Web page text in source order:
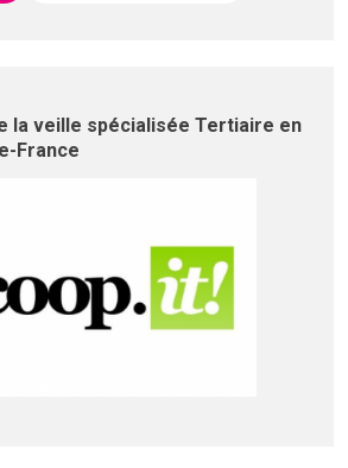
la veille spécialisée Tertiaire en
France